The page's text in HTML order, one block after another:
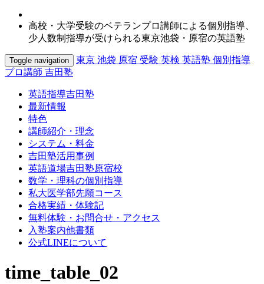
高校・大学受験のベテランプロ講師による個別指導、
少人数制指導が受けられる東京池袋・原宿の英語塾
Toggle navigation
東京 池袋 原宿 受験 英検 英語塾 個別指導
プロ講師 吉田塾
英語指導吉田塾
最新情報
特色
講師紹介・理念
システム・料金
吉田塾活用事例
英語道場吉田塾原宿校
数学・理科の個別指導
私大医学部先願コース
合格実績・体験記
無料体験・お問合せ・アクセス
入塾案内他書類
公式LINEについて
time_table_02